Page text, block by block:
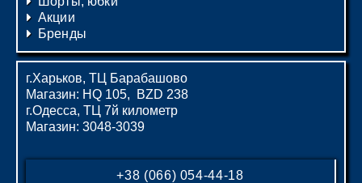
Акции
Бренды
г.Харьков, ТЦ Барабашово
Магазин: HQ 105, BZD 238
г.Одесса, ТЦ 7й километр
Магазин: 3048-3039
+38 (066) 054-44-18